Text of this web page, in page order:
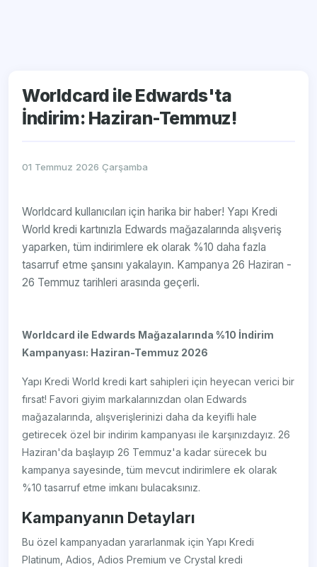
Worldcard ile Edwards'ta
İndirim: Haziran-Temmuz!
01 Temmuz 2026 Çarşamba
Worldcard kullanıcıları için harika bir haber! Yapı Kredi
World kredi kartınızla Edwards mağazalarında alışveriş
yaparken, tüm indirimlere ek olarak %10 daha fazla
tasarruf etme şansını yakalayın. Kampanya 26 Haziran -
26 Temmuz tarihleri arasında geçerli.
Worldcard ile Edwards Mağazalarında %10 İndirim
Kampanyası: Haziran-Temmuz 2026
Yapı Kredi World kredi kart sahipleri için heyecan verici bir
fırsat! Favori giyim markalarınızdan olan Edwards
mağazalarında, alışverişlerinizi daha da keyifli hale
getirecek özel bir indirim kampanyası ile karşınızdayız. 26
Haziran'da başlayıp 26 Temmuz'a kadar sürecek bu
kampanya sayesinde, tüm mevcut indirimlere ek olarak
%10 tasarruf etme imkanı bulacaksınız.
Kampanyanın Detayları
Bu özel kampanyadan yararlanmak için Yapı Kredi
Platinum, Adios, Adios Premium ve Crystal kredi